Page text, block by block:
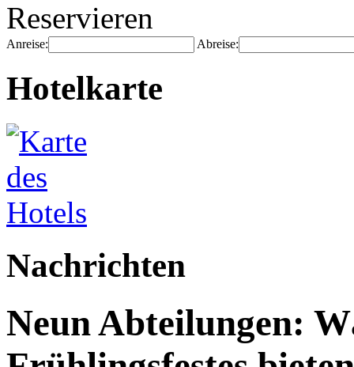
Reservieren
Anreise: Abreise:
Hotelkarte
Nachrichten
Neun Abteilungen: